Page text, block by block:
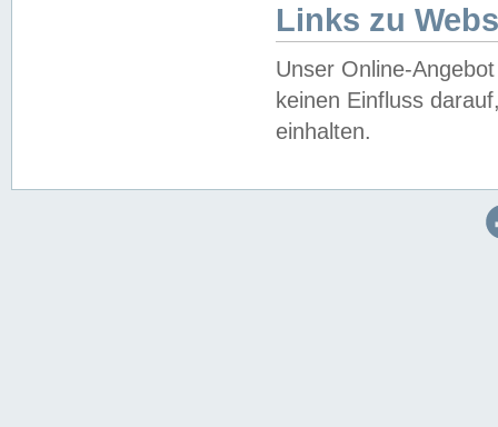
Links zu
Unser Online-
keinen Einfluss
einhalten.